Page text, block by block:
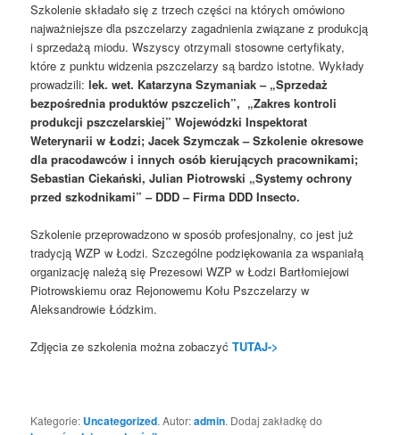
Szkolenie składało się z trzech części na których omówiono
najważniejsze dla pszczelarzy zagadnienia związane z produkcją
i sprzedażą miodu. Wszyscy otrzymali stosowne certyfikaty,
które z punktu widzenia pszczelarzy są bardzo istotne.Wykłady
prowadzili:lek. wet. Katarzyna Szymaniak – „Sprzedaż
bezpośrednia produktów pszczelich”, „Zakres kontroli
produkcji pszczelarskiej” Wojewódzki Inspektorat
Weterynarii w Łodzi; Jacek Szymczak – Szkolenie okresowe
dla pracodawców i innych osób kierujących pracownikami;
Sebastian Ciekański, Julian Piotrowski „Systemy ochrony
przed szkodnikami” – DDD – Firma DDD Insecto.
Szkolenie przeprowadzono w sposób profesjonalny, co jest już
tradycją WZP w Łodzi. Szczególne podziękowania za wspaniałą
organizację należą się Prezesowi WZP w Łodzi Bartłomiejowi
Piotrowskiemu oraz Rejonowemu Kołu Pszczelarzy w
Aleksandrowie Łódzkim.
Zdjęcia ze szkolenia można zobaczyćTUTAJ->
Kategorie: Uncategorized. Autor:admin. Dodaj zakładkę do